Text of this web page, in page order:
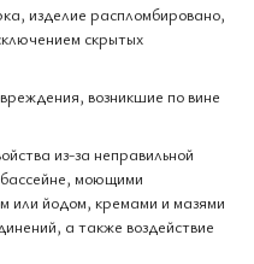
изделие распломбировано,
скрытых
возникшие по вине
из-за неправильной
бассейне, моющими
или йодом, кремами и мазями
а также воздействие